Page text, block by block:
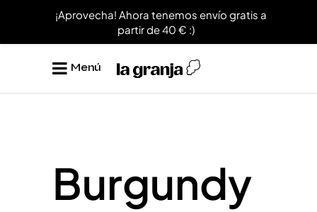
Menú
Burgundy
¡Aprovecha! Ahora tenemos envío gratis a
partir de 40 € :)